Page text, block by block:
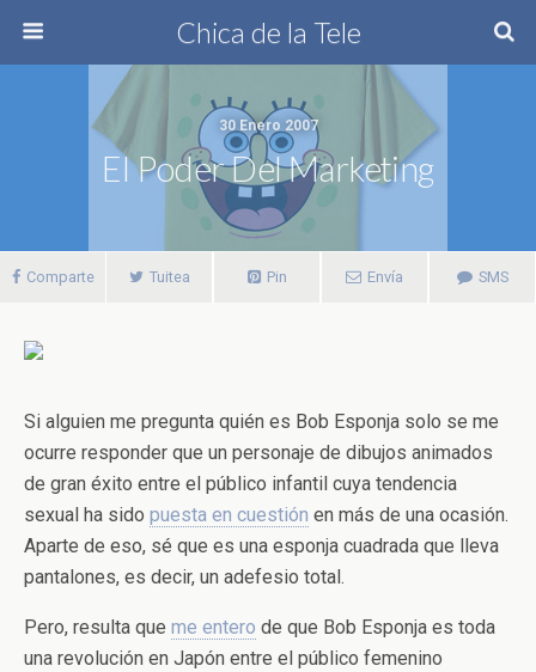
Chica de la Tele
30 Enero 2007
El Poder Del Marketing
Comparte Tuitea Pin Envía SMS
Si alguien me pregunta quién es Bob Esponja solo se me
ocurre responder que un personaje de dibujos animados
de gran éxito entre el público infantil cuya tendencia
sexual ha sido puesta en cuestión en más de una ocasión.
Aparte de eso, sé que es una esponja cuadrada que lleva
pantalones, es decir, un adefesio total.
Pero, resulta que me entero de que Bob Esponja es toda
una revolución en Japón entre el público femenino